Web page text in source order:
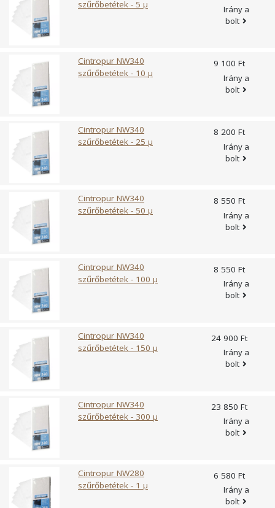
szűrőbetétek - 5 µ
Irány a
bolt
Cintropur NW340
szűrőbetétek - 10 µ
9 100 Ft
Irány a
bolt
Cintropur NW340
szűrőbetétek - 25 µ
8 200 Ft
Irány a
bolt
Cintropur NW340
szűrőbetétek - 50 µ
8 550 Ft
Irány a
bolt
Cintropur NW340
szűrőbetétek - 100 µ
8 550 Ft
Irány a
bolt
Cintropur NW340
szűrőbetétek - 150 µ
24 900 Ft
Irány a
bolt
Cintropur NW340
szűrőbetétek - 300 µ
23 850 Ft
Irány a
bolt
Cintropur NW280
szűrőbetétek - 1 µ
6 580 Ft
Irány a
bolt